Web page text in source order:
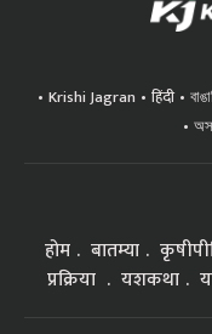
Krishi Jagran हिंदी
होम बातम्या
प्रक्रिया
यशकथा